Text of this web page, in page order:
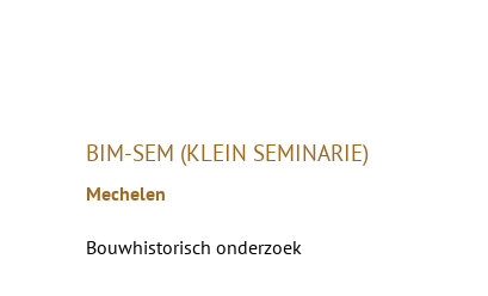
BIM-SEM (KLEIN SEMINARIE)
Mechelen
Bouwhistorisch onderzoek